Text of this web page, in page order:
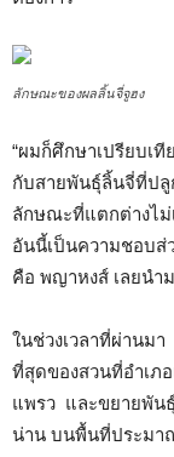
ลักษณะของผลลิ้นจี่จูฮง
“ผมก็ศึกษาเปรียบเ
กับสายพันธุ์ลิ้นจี่ที่ปลู
ลักษณะที่แตกต่างไ
อันนี้เป็นความชอบส่
คือ พญาหงส์ เลยนำ
ในช่วงเวลาที่ผ่านม
ที่สุดของสวนที่อำเภ
แพรว และขยายพัน
น่าน บนพื้นที่ประมา